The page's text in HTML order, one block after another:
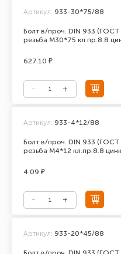
Болт в/проч. DIN 933
резьба М30*75 кл.пр.8.8
Артикул: 933-30*75/88
627.10 ₽
Болт в/проч. DIN 933
резьба М4*12 кл.пр.8.8 цинк
Артикул: 933-4*12/88
4.09 ₽
Артикул: 933-20*45/88